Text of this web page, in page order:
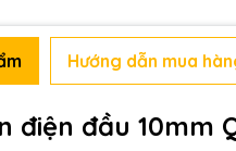
Hướng dẫn mua
điện đầu 10mm